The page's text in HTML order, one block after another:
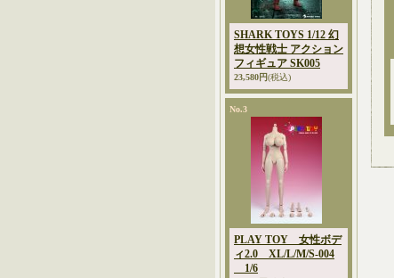
SHARK TOYS 1/12 幻
想女性戦士 アクション
フィギュア SK005
23,580円(税込)
No.3
PLAY TOY 女性ボデ
ィ2.0 XL/L/M/S-004
1/6